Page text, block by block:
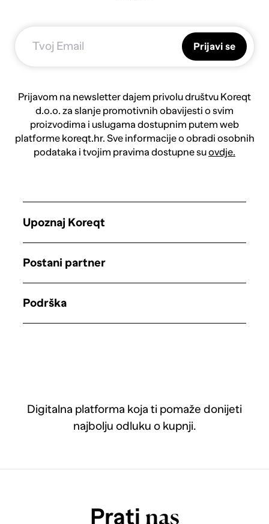
Prijavi se
Prijavom na newsletter dajem privolu društvu Koreqt
d.o.o. za slanje promotivnih obavijesti o svim
proizvodima i uslugama dostupnim putem web
platforme koreqt.hr. Sve informacije o obradi osobnih
podataka i tvojim pravima dostupne suovdje.
Digitalna platforma koja ti pomaže donijeti
najbolju odluku o kupnji.
Upoznaj Koreqt
Postani partner
Podrška
Prati nas